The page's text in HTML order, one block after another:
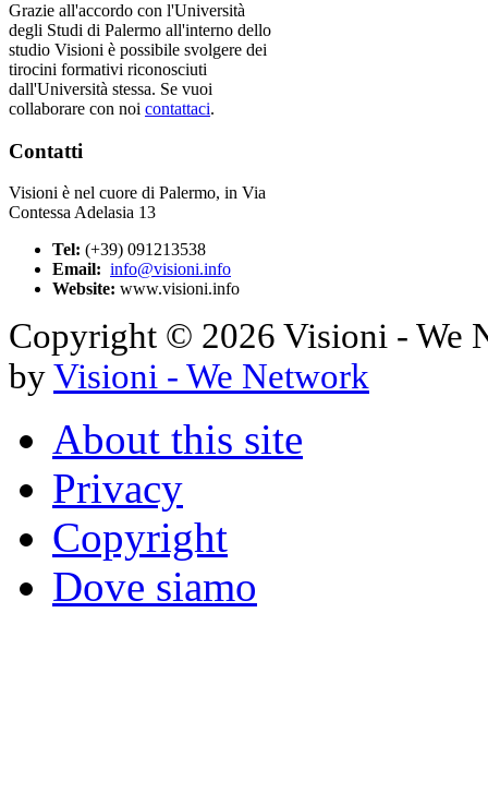
Grazie all'accordo con l'Università
degli Studi di Palermo all'interno dello
studio Visioni è possibile svolgere dei
tirocini formativi riconosciuti
dall'Università stessa. Se vuoi
collaborare con noi contattaci.
Contatti
Visioni è nel cuore di Palermo, in Via
Contessa Adelasia 13
Tel: (+39) 091213538
Email: info@visioni.info
Website: www.visioni.info
Copyright © 2026 Visioni - We
byVisioni - We Network
About this site
Privacy
Copyright
Dove siamo